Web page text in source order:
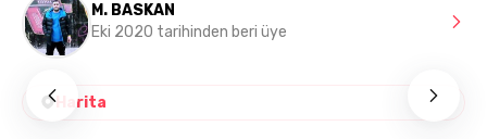
M. BASKAN
Eki 2020 tarihinden beri üye
Harita